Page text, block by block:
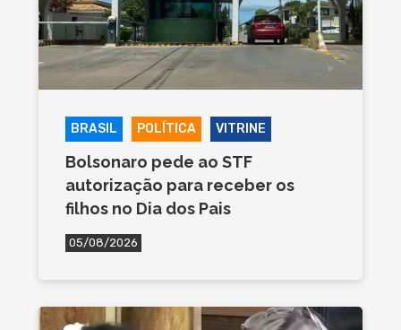
BRASIL POLÍTICA VITRINE
Bolsonaro pede ao STF
autorização para receber os
filhos no Dia dos Pais
05/08/2026